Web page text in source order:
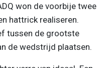
won de voorbije twee
hattrick realiseren.
tussen de grootste
de wedstrijd plaatsen.